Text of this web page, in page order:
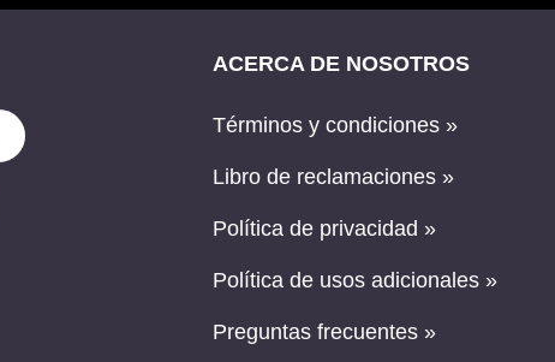
ACERCA DE NOSOTROS
Términos y condiciones »
Libro de reclamaciones »
Política de privacidad »
Política de usos adicionales »
Preguntas frecuentes »